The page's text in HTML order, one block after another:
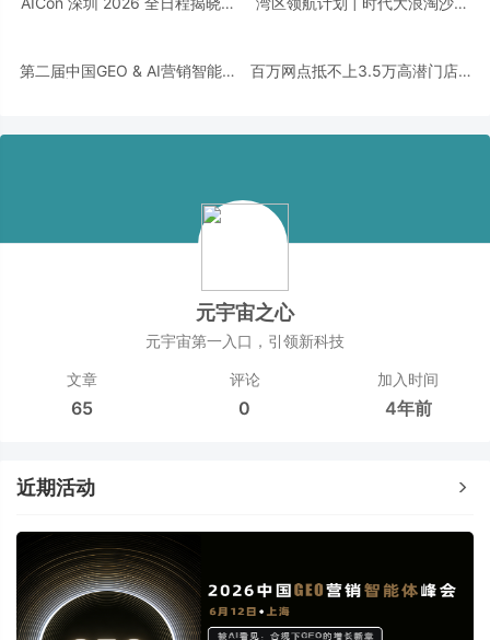
第二届中国GEO & AI营销智能体
百万网点抵不上3.5万高潜门店，
元宇宙之心
元宇宙第一入口，引领新科技
文章
65
评论
0
加入时间
4年前
近期活动